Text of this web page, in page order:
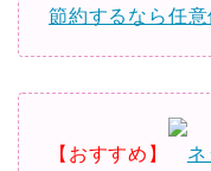
節約するなら任
【おすすめ】